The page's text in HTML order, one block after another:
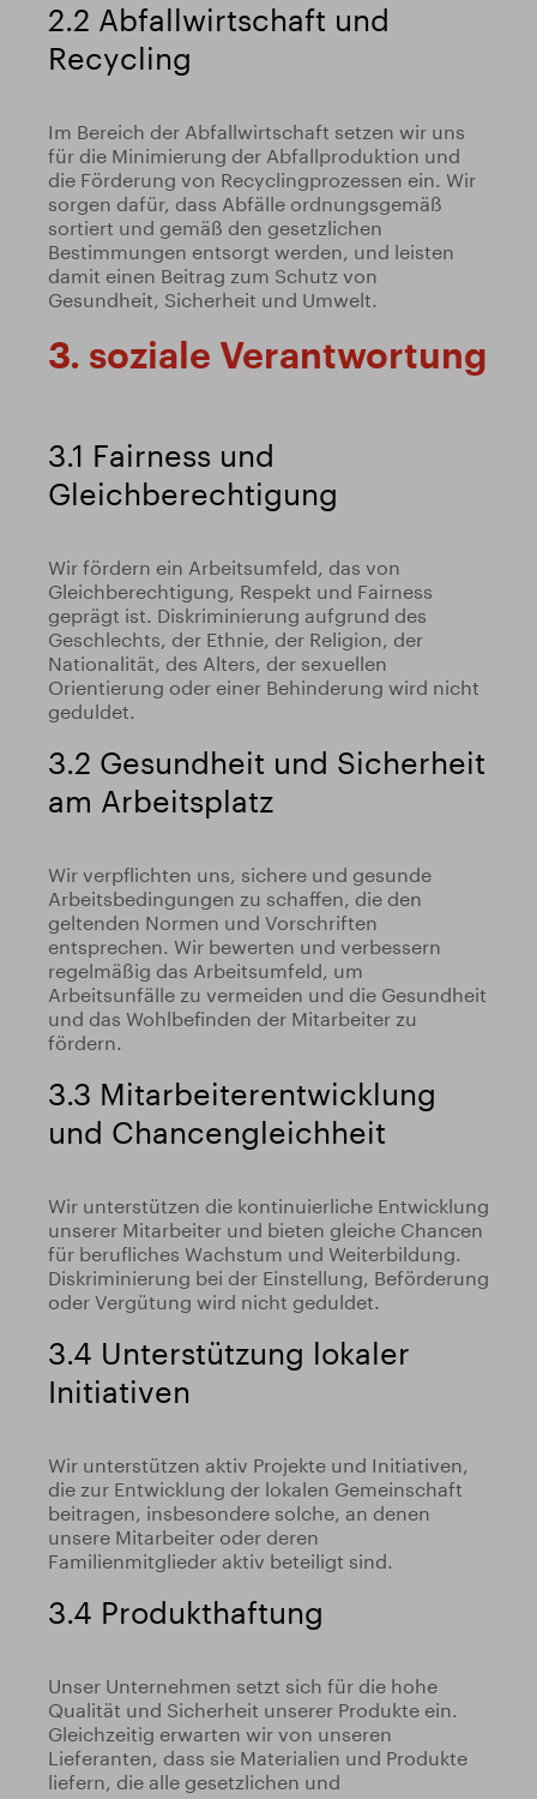
2.2 Abfallwirtschaft und
Recycling
Im Bereich der Abfallwirtschaft setzen wir uns
für die Minimierung der Abfallproduktion und
die Förderung von Recyclingprozessen ein. Wir
sorgen dafür, dass Abfälle ordnungsgemäß
sortiert und gemäß den gesetzlichen
Bestimmungen entsorgt werden, und leisten
damit einen Beitrag zum Schutz von
Gesundheit, Sicherheit und Umwelt.
3. soziale Verantwortung
3.1 Fairness und
Gleichberechtigung
Wir fördern ein Arbeitsumfeld, das von
Gleichberechtigung, Respekt und Fairness
geprägt ist. Diskriminierung aufgrund des
Geschlechts, der Ethnie, der Religion, der
Nationalität, des Alters, der sexuellen
Orientierung oder einer Behinderung wird nicht
geduldet.
3.2 Gesundheit und Sicherheit
am Arbeitsplatz
Wir verpflichten uns, sichere und gesunde
Arbeitsbedingungen zu schaffen, die den
geltenden Normen und Vorschriften
entsprechen. Wir bewerten und verbessern
regelmäßig das Arbeitsumfeld, um
Arbeitsunfälle zu vermeiden und die Gesundheit
und das Wohlbefinden der Mitarbeiter zu
fördern.
3.3 Mitarbeiterentwicklung
und Chancengleichheit
Wir unterstützen die kontinuierliche Entwicklung
unserer Mitarbeiter und bieten gleiche Chancen
für berufliches Wachstum und Weiterbildung.
Diskriminierung bei der Einstellung, Beförderung
oder Vergütung wird nicht geduldet.
3.4 Unterstützung lokaler
Initiativen
Wir unterstützen aktiv Projekte und Initiativen,
die zur Entwicklung der lokalen Gemeinschaft
beitragen, insbesondere solche, an denen
unsere Mitarbeiter oder deren
Familienmitglieder aktiv beteiligt sind.
3.4 Produkthaftung
Unser Unternehmen setzt sich für die hohe
Qualität und Sicherheit unserer Produkte ein.
Gleichzeitig erwarten wir von unseren
Lieferanten, dass sie Materialien und Produkte
liefern, die alle gesetzlichen und